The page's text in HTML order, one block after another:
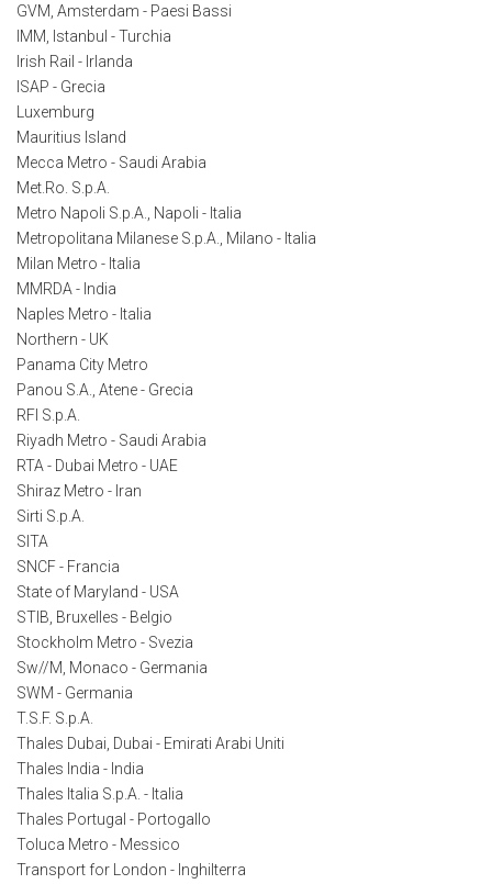
GVM, Amsterdam - Paesi Bassi
IMM, Istanbul - Turchia
Irish Rail - Irlanda
ISAP - Grecia
Luxemburg
Mauritius Island
Mecca Metro - Saudi Arabia
Met.Ro. S.p.A.
Metro Napoli S.p.A., Napoli - Italia
Metropolitana Milanese S.p.A., Milano - Italia
Milan Metro - Italia
MMRDA - India
Naples Metro - Italia
Northern - UK
Panama City Metro
Panou S.A., Atene - Grecia
RFI S.p.A.
Riyadh Metro - Saudi Arabia
RTA - Dubai Metro - UAE
Shiraz Metro - Iran
Sirti S.p.A.
SITA
SNCF - Francia
State of Maryland - USA
STIB, Bruxelles - Belgio
Stockholm Metro - Svezia
Sw//M, Monaco - Germania
SWM - Germania
T.S.F. S.p.A.
Thales Dubai, Dubai - Emirati Arabi Uniti
Thales India - India
Thales Italia S.p.A. - Italia
Thales Portugal - Portogallo
Toluca Metro - Messico
Transport for London - Inghilterra